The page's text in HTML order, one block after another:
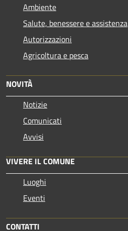
Ambiente
Salute, benessere e assistenza
Autorizzazioni
Agricoltura e pesca
NOVITÀ
Notizie
Comunicati
Avvisi
VIVERE IL COMUNE
Luoghi
Eventi
CONTATTI